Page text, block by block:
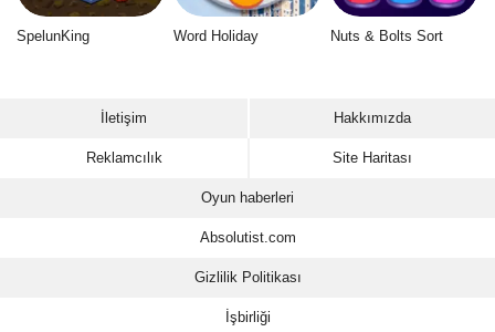
SpelunKing Word Holiday Nuts & Bolts Sort
İletişim Hakkımızda
Reklamcılık Site Haritası
Oyun haberleri
Absolutist.com
Gizlilik Politikası
İşbirliği